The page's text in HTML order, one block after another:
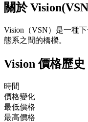
關於
Vision（VSN）是一種
態系之間的橋樑。
Vision 價格歷史
時間
價格變化
最低價格
最高價格